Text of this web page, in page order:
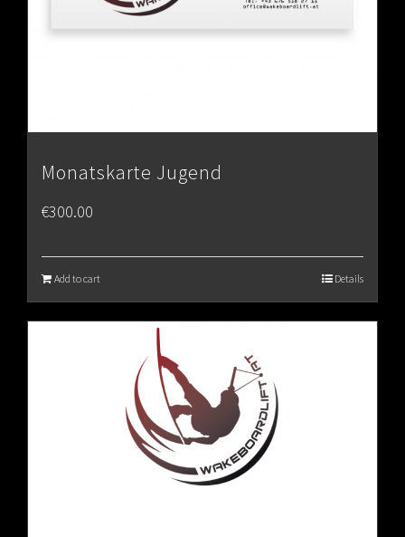
Monatskarte Jugend
€300.00
Add to cart Details